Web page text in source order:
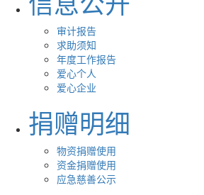
审计报告
求助须知
年度工作报告
爱心个人
爱心企业
捐赠明细
物资捐赠使用
资金捐赠使用
应急慈善公示